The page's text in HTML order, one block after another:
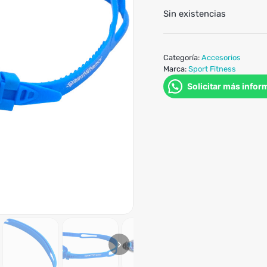
›
Sin existencias
Categoría: Accesorios
Marca: Sport Fitness
Solicitar más